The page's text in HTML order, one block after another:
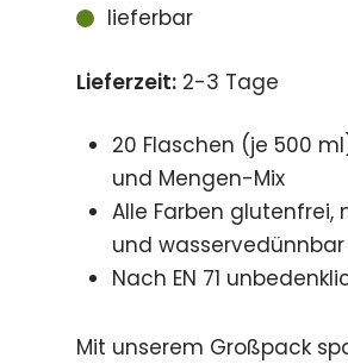
lieferbar
Lieferzeit: 2-3 Tage
20 Flaschen (je 500
und Mengen-Mix
Alle Farben glutenfrei,
und wasservedünnbar
Nach EN 71
Mit unserem Großpack